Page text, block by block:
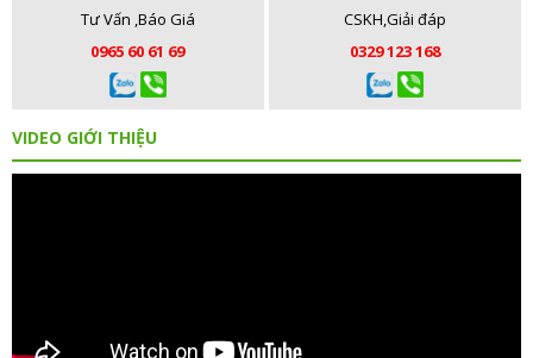
Tư Vấn ,Báo Giá
0965 60 61 69
CSKH,Giải đáp
0329 123 168
VIDEO GIỚI THIỆU